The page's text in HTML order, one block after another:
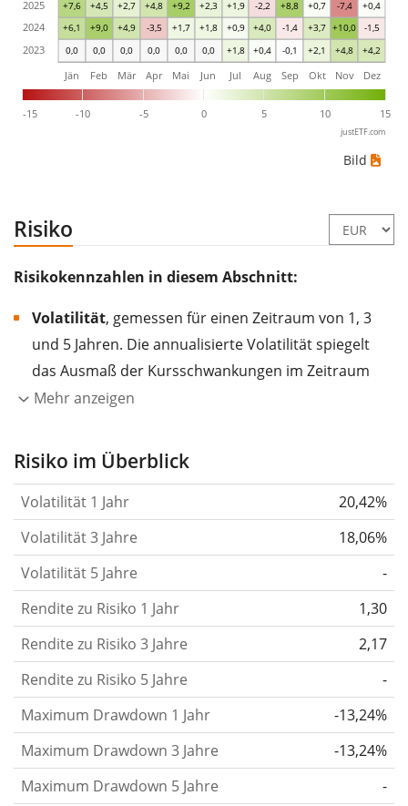
0,0 0,0 0,0 0,0 0,0 0,0 +1,8 +0,4 -0,1 +2,1 +4,8 +4,2
+6,1 +9,0 +4,9 -3,5 +1,7 +1,8 +0,9 +4,0 -1,4 +3,7 +10,0 -1,5
+7,6 +4,5 +2,7 +4,8 +9,2 +2,3 +1,9 -2,2 +8,8 +0,7 -7,4 +0,4
-15 -10 -5 0 5 10 15
Jän Feb Mär Apr Mai Jun Jul Aug Sep Okt Nov Dez
2023
2024
2025
justETF.com
Bild
Risiko
Risikokennzahlen in diesem Abschnitt:
Volatilität, gemessen für einen Zeitraum von 1, 3
und 5 Jahren. Die annualisierte Volatilität spiegelt
das Ausmaß der Kursschwankungen im Zeitraum
eines Jahres wider.
Aktie, des ETF, usw.) in der Vergangenheit
gelten im Allgemeinen als risikoreicher. Wir
berechnen die Volatilität auf Basis der Daten der
letzten 1, 3 und 5 Jahre, damit du sehen kannst, ob
die Kursschwankungen im Laufe der Zeit stärker
oder schwächer wurden. Weitere Informationen
findest du in unserem Artikel:
Risikomaß.
Rendite pro Risikofür Zeiträume von 1, 3 und 5
Jahren. Diese Kennzahl ist definiert als die
annualisierte (d. h. auf einen Einjahreszeitraum
umgerechnete) historische Rendite geteilt durch die
historische annualisierte Volatilität.Rendite pro
Mehr anzeigen
Risiko im Überblick
Volatilität 1 Jahr
20,42%
Volatilität 3 Jahre
18,06%
Volatilität 5 Jahre
-
Rendite zu Risiko 1 Jahr
1,30
Rendite zu Risiko 3 Jahre
2,17
Rendite zu Risiko 5 Jahre
-
Maximum Drawdown 1 Jahr
-13,24%
Maximum Drawdown 3 Jahre
-13,24%
Maximum Drawdown 5 Jahre
-